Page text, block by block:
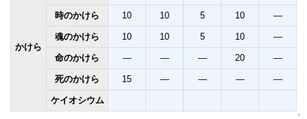
かけら
時のかけら 10 10 5 10 ―
魂のかけら 10 10 5 10 ―
命のかけら ― ― ― 20 ―
死のかけら 15 ― ― ― ―
ケイオシウム
↑